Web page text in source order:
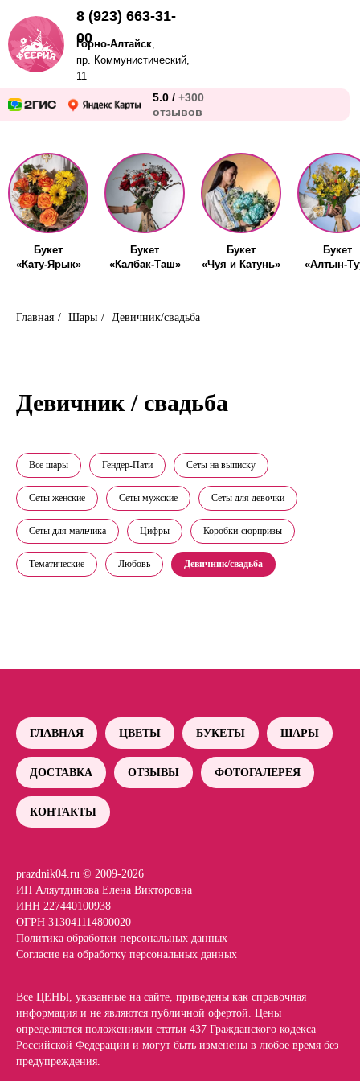
5.0 / +300
отзывов
Горно-Алтайск,
пр. Коммунистический,
11
8 (923) 663-31-
00
Букет
«Кату-Ярык»
Букет
«Калбак-Таш»
Букет
«Чуя и Катунь»
Букет
«Алтын-
Главная / Шары / Девичник/свадьба
Девичник / свадьба
Все шары Гендер-Пати Сеты на выписку
Сеты женские Сеты мужские Сеты для девочки
Сеты для мальчика Цифры Коробки-сюрпризы
Тематические Любовь Девичник/свадьба
ГЛАВНАЯ ЦВЕТЫ БУКЕТЫ ШАРЫ
ДОСТАВКА ОТЗЫВЫ ФОТОГАЛЕРЕЯ
КОНТАКТЫ
prazdnik04.ru © 2009-2026
ИП Аляутдинова Елена Викторовна
ИНН 227440100938
ОГРН 313041114800020
Политика обработки персональных данных
Согласие на обработку персональных данных
Все ЦЕНЫ, указанные на сайте, приведены как справочная
информация и не являются публичной офертой. Цены
определяются положениями статьи 437 Гражданского кодекса
Российской Федерации и могут быть изменены в любое время без
предупреждения.